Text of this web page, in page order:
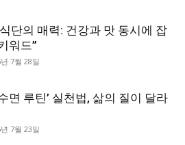
단의 매력: 건강과 맛 동시에 잡
워드”
7월 28일
면 루틴’ 실천법, 삶의 질이 달라
7월 23일